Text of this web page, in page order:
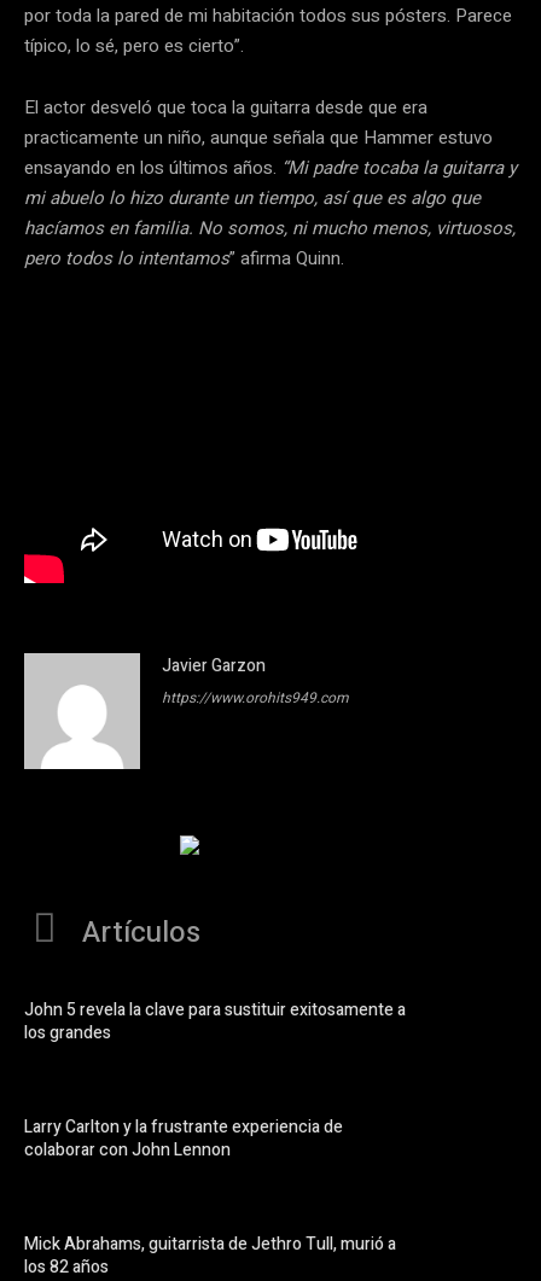
por toda la pared de mi habitación todos sus pósters. Parece
típico, lo sé, pero es cierto”.
El actor desveló que toca la guitarra desde que era
practicamente un niño, aunque señala que Hammer estuvo
ensayando en los últimos años. “Mi padre tocaba la guitarra y
mi abuelo lo hizo durante un tiempo, así que es algo que
hacíamos en familia. No somos, ni mucho menos, virtuosos,
pero todos lo intentamos” afirma Quinn.
Javier Garzon
https://www.orohits949.com
Artículos
John 5 revela la clave para sustituir exitosamente a
los grandes
Larry Carlton y la frustrante experiencia de
colaborar con John Lennon
Mick Abrahams, guitarrista de Jethro Tull, murió a
los 82 años